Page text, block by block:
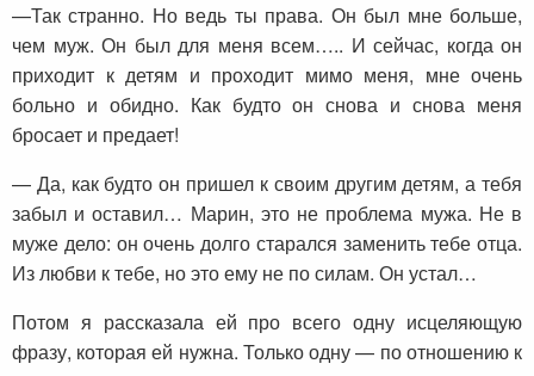
—Так странно. Но ведь ты права. Он был мне больше,
чем муж. Он был для меня всем….. И сейчас, когда он
приходит к детям и проходит мимо меня, мне очень
больно и обидно. Как будто он снова и снова меня
бросает и предает!
— Да, как будто он пришел к своим другим детям, а тебя
забыл и оставил… Марин, это не проблема мужа. Не в
муже дело: он очень долго старался заменить тебе отца.
Из любви к тебе, но это ему не по силам. Он устал…
Потом я рассказала ей про всего одну исцеляющую
фразу, которая ей нужна. Только одну — по отношению к